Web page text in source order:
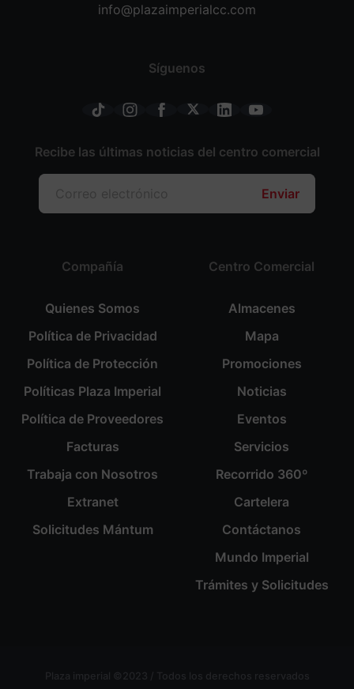
info@plazaimperialcc.com
Compañía
Quienes Somos
Política de Privacidad
Política de Protección
Políticas Plaza Imperial
Política de Proveedores
Facturas
Trabaja con Nosotros
Extranet
Solicitudes Mántum
Centro Comercial
Almacenes
Mapa
Promociones
Noticias
Eventos
Servicios
Recorrido 360º
Cartelera
Contáctanos
Mundo Imperial
Trámites y Solicitudes
Síguenos
Recibe las últimas noticias del centro comercial
Enviar
Plaza imperial ©2023 / Todos los derechos reservados